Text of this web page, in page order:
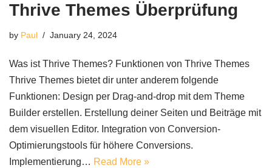
Thrive Themes Überprüfung
by Paul January 24, 2024
Was ist Thrive Themes? Funktionen von Thrive Themes
Thrive Themes bietet dir unter anderem folgende
Funktionen: Design per Drag-and-drop mit dem Theme
Builder erstellen. Erstellung deiner Seiten und Beiträge mit
dem visuellen Editor. Integration von Conversion-
Optimierungstools für höhere Conversions.
Implementierung… Read More »